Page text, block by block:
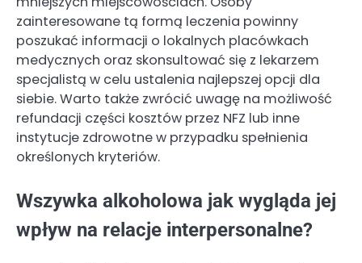
zainteresowane tą formą leczenia powinny
poszukać informacji o lokalnych placówkach
medycznych oraz skonsultować się z lekarzem
specjalistą w celu ustalenia najlepszej opcji dla
siebie. Warto także zwrócić uwagę na możliwość
refundacji części kosztów przez NFZ lub inne
instytucje zdrowotne w przypadku spełnienia
określonych kryteriów.
Wszywka alkoholowa jak wygląda jej
wpływ na relacje interpersonalne?